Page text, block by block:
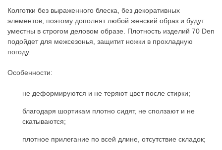
Колготки без выраженного блеска, без декоративных
элементов, поэтому дополнят любой женский образ и будут
уместны в строгом деловом образе. Плотность изделий 70 Den
подойдет для межсезонья, защитит ножки в прохладную
погоду.
Особенности:
не деформируются и не теряют цвет после стирки;
благодаря шортикам плотно сидят, не сползают и не
скатываются;
плотное прилегание по всей длине, отсутствие складок;